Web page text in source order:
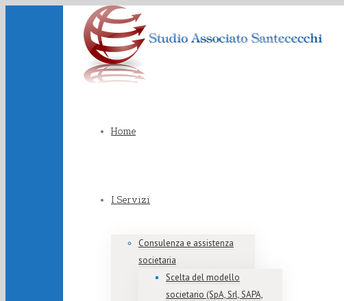
Home
I Servizi
Consulenza e assistenza
societaria
Scelta del modello
societario (SpA, Srl, SAPA,